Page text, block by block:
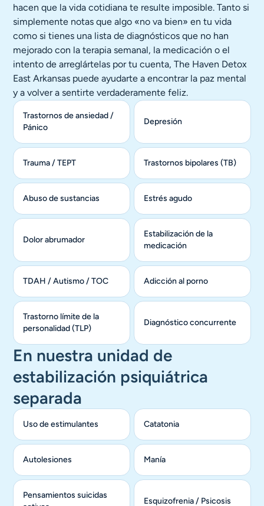
hacen que la vida cotidiana te resulte imposible. Tanto si
simplemente notas que algo «no va bien» en tu vida
como si tienes una lista de diagnósticos que no han
mejorado con la terapia semanal, la medicación o el
intento de arreglártelas por tu cuenta, The Haven Detox
East Arkansas puede ayudarte a encontrar la paz mental
y a volver a sentirte verdaderamente feliz.
Trastornos de ansiedad /
Pánico
Depresión
Trauma / TEPT Trastornos bipolares (TB)
Abuso de sustancias Estrés agudo
Dolor abrumador
Estabilización de la
medicación
TDAH / Autismo / TOC Adicción al porno
Trastorno límite de la
personalidad (TLP)
Diagnóstico concurrente
En nuestra unidad de
estabilización psiquiátrica
separada
Uso de estimulantes Catatonia
Autolesiones Manía
Pensamientos suicidas
Esquizofrenia / Psicosis